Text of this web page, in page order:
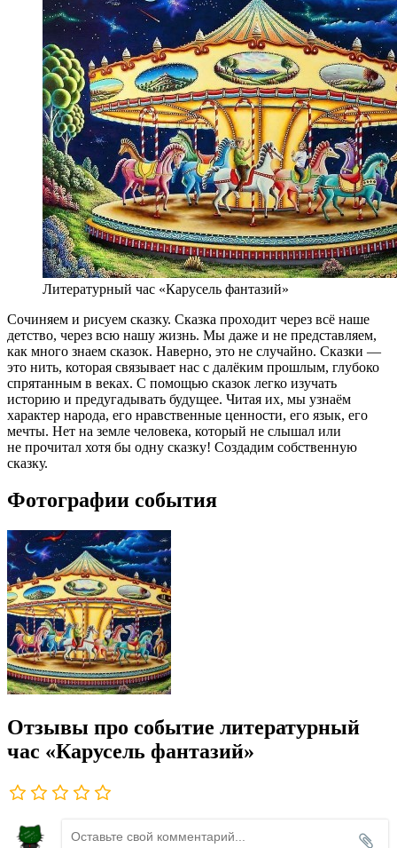
Литературный час «Карусель фантазий»
Сочиняем и рисуем сказку. Сказка проходит через всё наше
детство, через всю нашу жизнь. Мы даже и не представляем,
как много знаем сказок. Наверно, это не случайно. Сказки —
это нить, которая связывает нас с далёким прошлым, глубоко
спрятанным в веках. С помощью сказок легко изучать
историю и предугадывать будущее. Читая их, мы узнаём
характер народа, его нравственные ценности, его язык, его
мечты. Нет на земле человека, который не слышал или
не прочитал хотя бы одну сказку! Создадим собственную
сказку.
Фотографии события
Отзывы про событие литературный
час «Карусель фантазий»